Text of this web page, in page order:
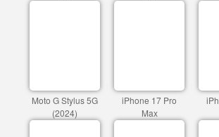
Moto G Stylus 5G
(2024)
iPhone 17 Pro
Max